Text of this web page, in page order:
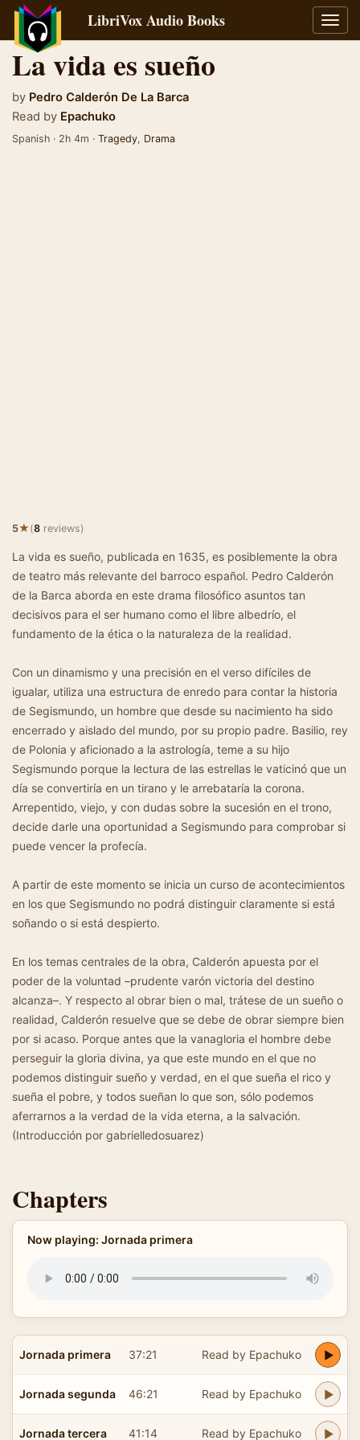
LibriVox Audio Books
La vida es sueño
by Pedro Calderón De La Barca
Read by Epachuko
Spanish · 2h 4m · Tragedy, Drama
5★(8 reviews)
La vida es sueño, publicada en 1635, es posiblemente la obra
de teatro más relevante del barroco español. Pedro Calderón
de la Barca aborda en este drama filosófico asuntos tan
decisivos para el ser humano como el libre albedrío, el
fundamento de la ética o la naturaleza de la realidad.
Con un dinamismo y una precisión en el verso difíciles de
igualar, utiliza una estructura de enredo para contar la historia
de Segismundo, un hombre que desde su nacimiento ha sido
encerrado y aislado del mundo, por su propio padre. Basilio, rey
de Polonia y aficionado a la astrología, teme a su hijo
Segismundo porque la lectura de las estrellas le vaticinó que un
día se convertiría en un tirano y le arrebataría la corona.
Arrepentido, viejo, y con dudas sobre la sucesión en el trono,
decide darle una oportunidad a Segismundo para comprobar si
puede vencer la profecía.
A partir de este momento se inicia un curso de acontecimientos
en los que Segismundo no podrá distinguir claramente si está
soñando o si está despierto.
En los temas centrales de la obra, Calderón apuesta por el
poder de la voluntad –prudente varón victoria del destino
alcanza–. Y respecto al obrar bien o mal, trátese de un sueño o
realidad, Calderón resuelve que se debe de obrar siempre bien
por si acaso. Porque antes que la vanagloria el hombre debe
perseguir la gloria divina, ya que este mundo en el que no
podemos distinguir sueño y verdad, en el que sueña el rico y
sueña el pobre, y todos sueñan lo que son, sólo podemos
aferrarnos a la verdad de la vida eterna, a la salvación.
(Introducción por gabrielledosuarez)
Chapters
Now playing: Jornada primera
Jornada primera 37:21 Read by Epachuko
Jornada segunda 46:21 Read by Epachuko
Jornada tercera 41:14 Read by Epachuko